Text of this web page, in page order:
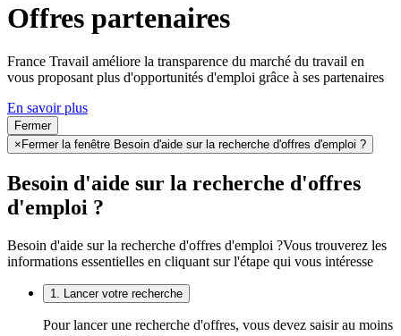
Offres partenaires
France Travail améliore la transparence du marché du travail en
vous proposant plus d'opportunités d'emploi grâce à ses partenaires
En savoir plus
Fermer
× Fermer la fenêtre Besoin d'aide sur la recherche d'offres d'emploi ?
Besoin d'aide sur la recherche d'offres
d'emploi ?
Besoin d'aide sur la recherche d'offres d'emploi ?Vous trouverez les
informations essentielles en cliquant sur l'étape qui vous intéresse
1. Lancer votre recherche
Pour lancer une recherche d'offres, vous devez saisir au moins